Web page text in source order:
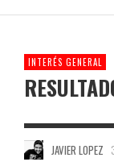
INTERÉS GENERAL
JAVIER LOPEZ